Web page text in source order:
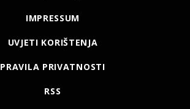
IMPRESSUM
UVJETI KORIŠTENJA
PRAVILA PRIVATNOSTI
RSS